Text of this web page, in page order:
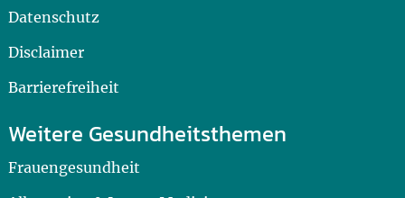
Datenschutz
Disclaimer
Barrierefreiheit
Weitere Gesundheitsthemen
Frauengesundheit